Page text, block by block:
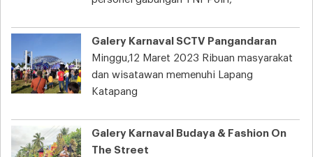
Galery Karnaval SCTV Pangandaran
Minggu,12 Maret 2023 Ribuan masyarakat
dan wisatawan memenuhi Lapang
Katapang
Galery Karnaval Budaya & Fashion On
The Street